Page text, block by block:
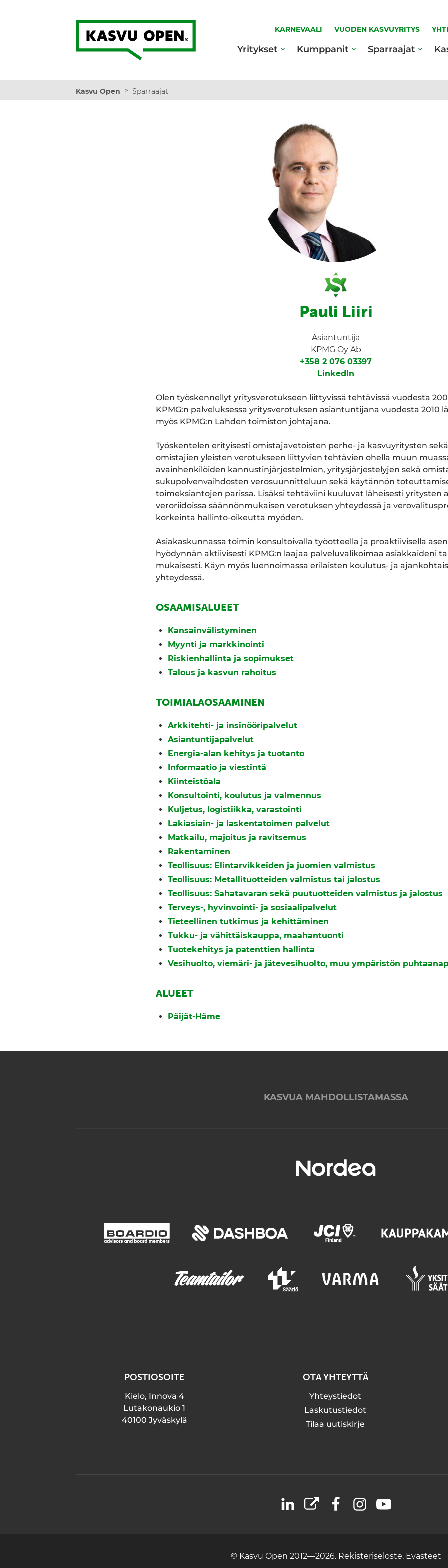
Kasvu Open
KARNEVAALI VUODEN KASVUYRITYS
Yritykset Kumppanit Sparraajat
Kasvu Open > Sparraajat
Pauli Liiri
Asiantuntija
KPMG Oy Ab
+358 2 076 03397
LinkedIn
Olen työskennellyt yritysverotukseen liittyvissä tehtävissä vuodesta
KPMG:n palveluksessa yritysverotuksen asiantuntijana vuodesta 2010
myös KPMG:n Lahden toimiston johtajana.
Työskentelen erityisesti omistajavetoisten perhe- ja kasvuyritysten
omistajien yleisten verotukseen liittyvien tehtävien ohella muun
avainhenkilöiden kannustinjärjestelmien, yritysjärjestelyjen sekä
sukupolvenvaihdosten verosuunnitteluun sekä käytännön
toimeksiantojen parissa. Lisäksi tehtäviini kuuluvat läheisesti yritysten
veroriidoissa säännönmukaisen verotuksen yhteydessä ja
korkeinta hallinto-oikeutta myöden.
Asiakaskunnassa toimin konsultoivalla työotteella ja proaktiivisella
hyödynnän aktiivisesti KPMG:n laajaa palveluvalikoimaa asiakkaideni
mukaisesti. Käyn myös luennoimassa erilaisten koulutus- ja
yhteydessä.
OSAAMISALUEET
Kansainvälistyminen
Myynti ja markkinointi
Riskienhallinta ja sopimukset
Talous ja kasvun rahoitus
TOIMIALAOSAAMINEN
Arkkitehti- ja insinööripalvelut
Asiantuntijapalvelut
Energia-alan kehitys ja tuotanto
Informaatio ja viestintä
Kiinteistöala
Konsultointi, koulutus ja valmennus
Kuljetus, logistiikka, varastointi
Lakiasiain- ja laskentatoimen palvelut
Matkailu, majoitus ja ravitsemus
Rakentaminen
Teollisuus: Elintarvikkeiden ja juomien valmistus
Teollisuus: Metallituotteiden valmistus tai jalostus
Teollisuus: Sahatavaran sekä puutuotteiden valmistus ja jalostus
Terveys-, hyvinvointi- ja sosiaalipalvelut
Tieteellinen tutkimus ja kehittäminen
Tukku- ja vähittäiskauppa, maahantuonti
Tuotekehitys ja patenttien hallinta
Vesihuolto, viemäri- ja jätevesihuolto, muu ympäristön
ALUEET
Päijät-Häme
KASVUA MAHDOLLISTAMASSA
POSTIOSOITE
Kielo, Innova 4
Lutakonaukio 1
40100 Jyväskylä
OTA YHTEYTTÄ
Yhteystiedot
Laskutustiedot
Tilaa uutiskirje
LinkedIn
X FacebookInstagramYouTube
© Kasvu Open 2012—2026. Rekisteriseloste. Evästeet